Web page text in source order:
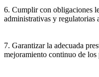
6. Cumplir con obligaciones
administrativas y regulatorias
7. Garantizar la adecuada
mejoramiento continuo de los